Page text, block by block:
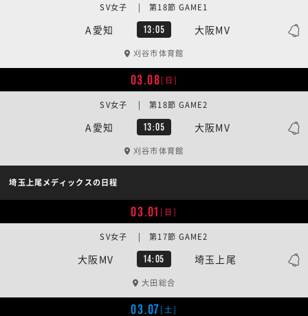
A愛知 13:05 大阪MV
SV女子 | 第18節 GAME1
刈谷市体育館
03.08[日]
A愛知 13:05 大阪MV
SV女子 | 第18節 GAME2
刈谷市体育館
埼玉上尾メディックスの日程
03.01 [日]
大阪MV 14:05 埼玉上尾
SV女子 | 第17節 GAME2
大田総合
03.07[土]